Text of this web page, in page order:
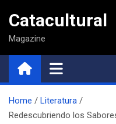
contenido
Catacultural
Magazine
Home
Literatura
Redescubriendo los